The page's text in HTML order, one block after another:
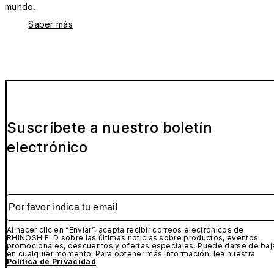
mundo.
Saber más
Suscríbete a nuestro boletín
electrónico
Por favor indica tu email
Al hacer clic en “Enviar”, acepta recibir correos electrónicos de
RHINOSHIELD sobre las últimas noticias sobre productos, eventos
promocionales, descuentos y ofertas especiales. Puede darse de
en cualquier momento. Para obtener más información, lea nuestra
Política de Privacidad